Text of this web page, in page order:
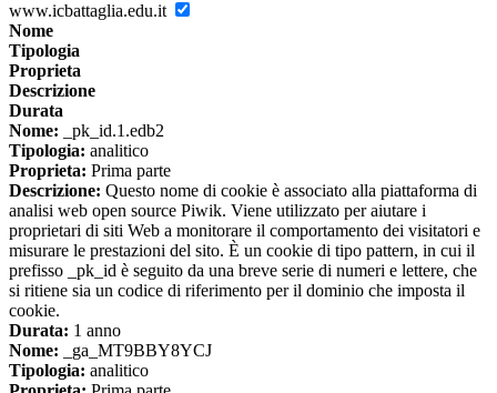
www.icbattaglia.edu.it
Nome
Tipologia
Proprieta
Descrizione
Durata
Nome: _pk_id.1.edb2
Tipologia: analitico
Proprieta: Prima parte
Descrizione: Questo nome di cookie è associato alla piattaforma di
analisi web open source Piwik. Viene utilizzato per aiutare i
proprietari di siti Web a monitorare il comportamento dei visitatori e
misurare le prestazioni del sito. È un cookie di tipo pattern, in cui il
prefisso _pk_id è seguito da una breve serie di numeri e lettere, che
si ritiene sia un codice di riferimento per il dominio che imposta il
cookie.
Durata: 1 anno
Nome: _ga_MT9BBY8YCJ
Tipologia: analitico